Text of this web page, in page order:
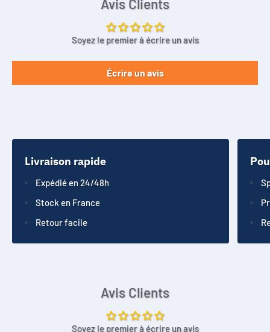
Avis Clients
Soyez le premier à écrire un avis
Écrire un avis
Livraison rapide
Expédié en 24/48h
Stock en France
Retour facile
Avis Clients
Soyez le premier à écrire un avis